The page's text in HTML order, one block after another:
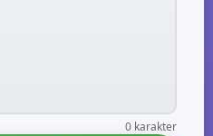
0 karakter